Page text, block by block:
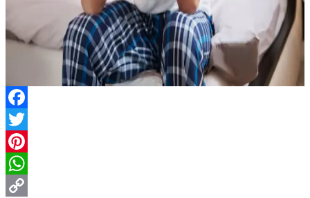
Facebook
Twitter
Pinterest
WhatsApp